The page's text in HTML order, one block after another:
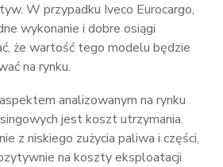
W przypadku Iveco Eurocargo,
wykonanie i dobre osiągi
że wartość tego modelu będzie
na rynku.
analizowanym na rynku
jest koszt utrzymania.
z niskiego zużycia paliwa i części,
na koszty eksploatacji